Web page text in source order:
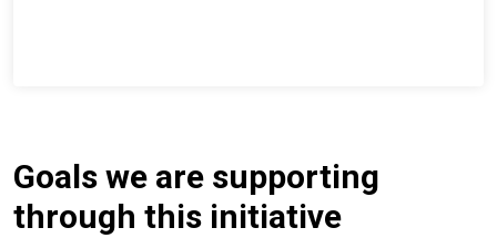
Goals we are supporting
through this initiative